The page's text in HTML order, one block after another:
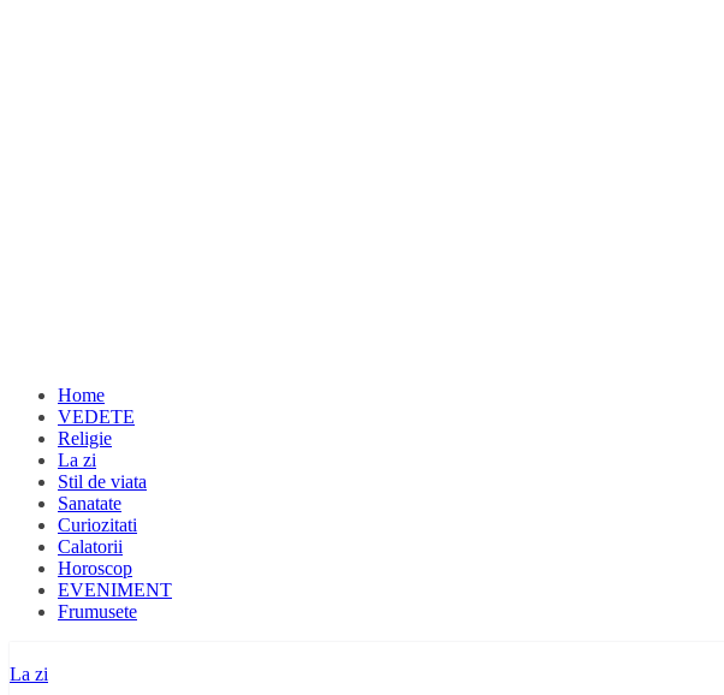
Home
VEDETE
Religie
La zi
Stil de viata
Sanatate
Curiozitati
Calatorii
Horoscop
EVENIMENT
Frumusete
La zi